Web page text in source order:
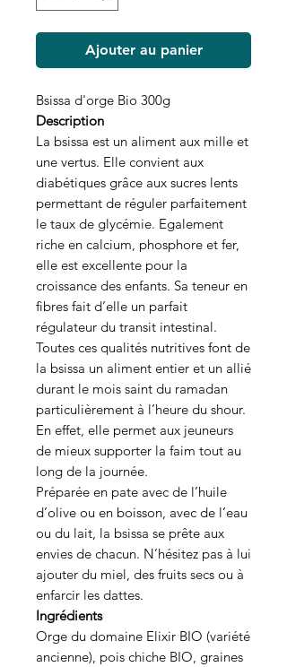
Ajouter au panier
Bsissa d'orge Bio 300g
Description
La bsissa est un aliment aux mille et
une vertus. Elle convient aux
diabétiques grâce aux sucres lents
permettant de réguler parfaitement
le taux de glycémie. Egalement
riche en calcium, phosphore et fer,
elle est excellente pour la
croissance des enfants. Sa teneur en
fibres fait d’elle un parfait
régulateur du transit intestinal.
Toutes ces qualités nutritives font de
la bsissa un aliment entier et un allié
durant le mois saint du ramadan
particulièrement à l’heure du shour.
En effet, elle permet aux jeuneurs
de mieux supporter la faim tout au
long de la journée.
Préparée en pate avec de l’huile
d’olive ou en boisson, avec de l’eau
ou du lait, la bsissa se prête aux
envies de chacun. N’hésitez pas à lui
ajouter du miel, des fruits secs ou à
enfarcir les dattes.
Ingrédients
Orge du domaine Elixir BIO (variété
ancienne), pois chiche BIO, graines